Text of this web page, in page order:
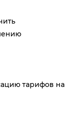
тарифов на